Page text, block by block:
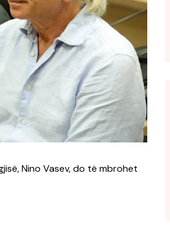
RECETA E DITES
RELAKS
RETRO JAVORE
Nino Vasev, do të mbrohet